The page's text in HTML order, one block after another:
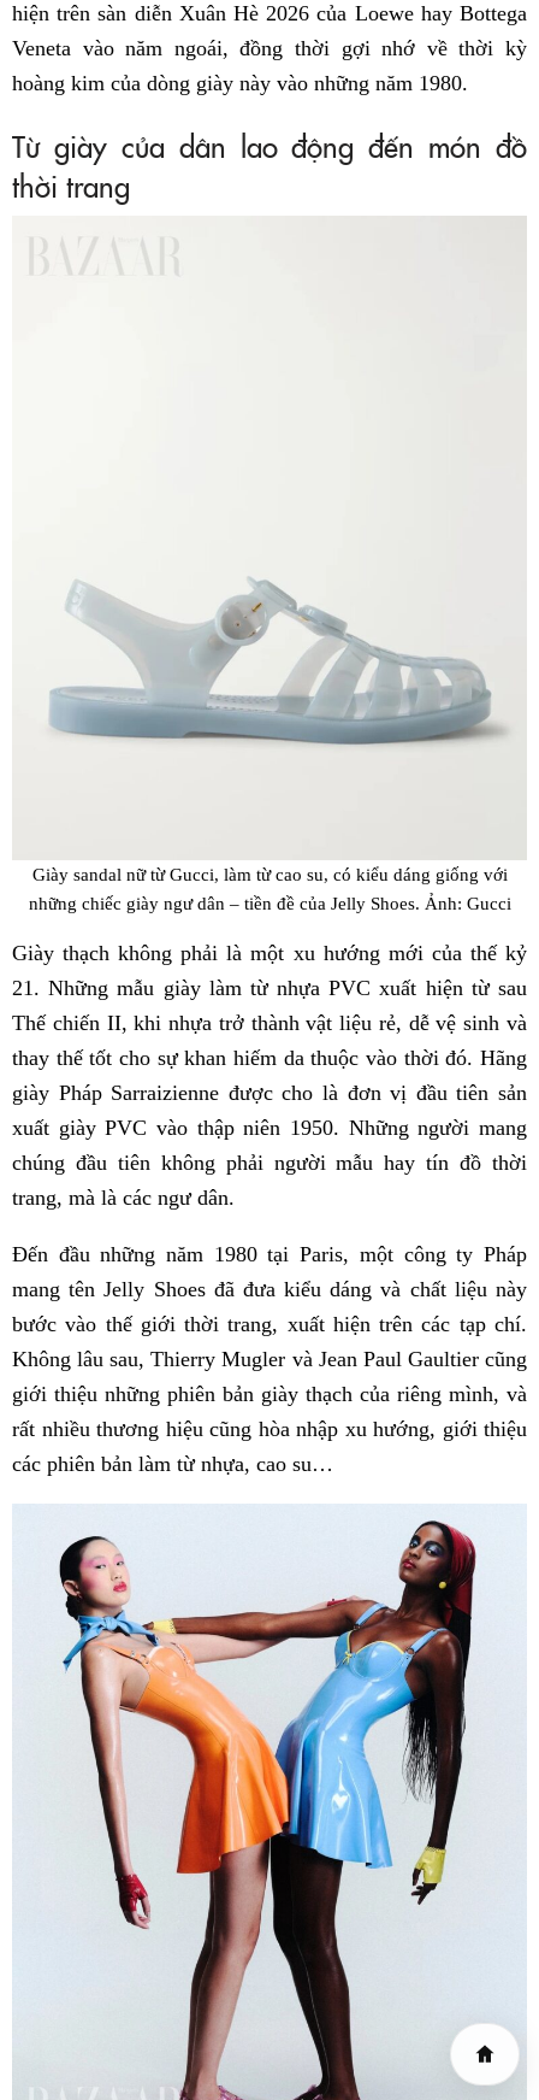
hiện trên sàn diễn Xuân Hè 2026 của Loewe hay Bottega
Veneta vào năm ngoái, đồng thời gợi nhớ về thời kỳ
hoàng kim của dòng giày này vào những năm 1980.
Từ giày của dân lao động đến món đồ
thời trang
Giày sandal nữ từ Gucci, làm từ cao su, có kiểu dáng giống với
những chiếc giày ngư dân – tiền đề của Jelly Shoes. Ảnh: Gucci
Giày thạch không phải là một xu hướng mới của thế kỷ
21. Những mẫu giày làm từ nhựa PVC xuất hiện từ sau
Thế chiến II, khi nhựa trở thành vật liệu rẻ, dễ vệ sinh và
thay thế tốt cho sự khan hiếm da thuộc vào thời đó. Hãng
giày Pháp Sarraizienne được cho là đơn vị đầu tiên sản
xuất giày PVC vào thập niên 1950. Những người mang
chúng đầu tiên không phải người mẫu hay tín đồ thời
trang, mà là các ngư dân.
Đến đầu những năm 1980 tại Paris, một công ty Pháp
mang tên Jelly Shoes đã đưa kiểu dáng và chất liệu này
bước vào thế giới thời trang, xuất hiện trên các tạp chí.
Không lâu sau, Thierry Mugler và Jean Paul Gaultier cũng
giới thiệu những phiên bản giày thạch của riêng mình, và
rất nhiều thương hiệu cũng hòa nhập xu hướng, giới thiệu
các phiên bản làm từ nhựa, cao su…